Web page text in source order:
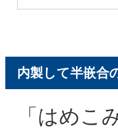
内製して半嵌合
「はめこ